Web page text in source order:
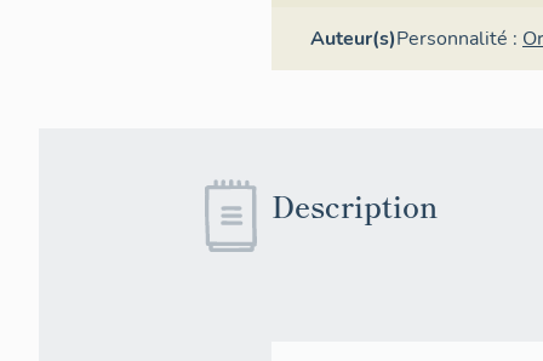
Auteur(s)Personnalité :
Description